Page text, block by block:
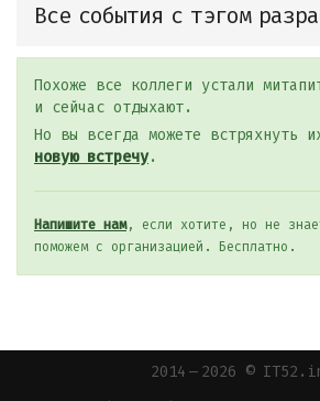
Все события с тэгом
Похоже все коллеги устали
и сейчас отдыхают.
Но вы всегда можете встряхнуть
новую встречу.
Напишите нам, если хотите, но не
поможем с организацией. Бесплатно.
2014 — 2026 ©